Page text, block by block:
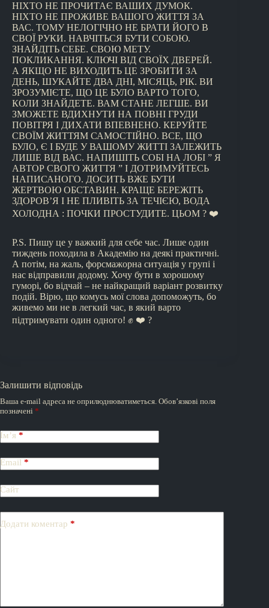
НІХТО НЕ ПРОЧИТАЄ ВАШИХ ДУМОК.
НІХТО НЕ ПРОЖИВЕ ВАШОГО ЖИТТЯ ЗА
ВАС. ТОМУ НЕЛОГІЧНО НЕ БРАТИ ЙОГО В
СВОЇ РУКИ. НАВЧІТЬСЯ БУТИ СОБОЮ.
ЗНАЙДІТЬ СЕБЕ. СВОЮ МЕТУ.
ПОКЛИКАННЯ. КЛЮЧІ ВІД СВОЇХ ДВЕРЕЙ.
А ЯКЩО НЕ ВИХОДИТЬ ЦЕ ЗРОБИТИ ЗА
ДЕНЬ, ШУКАЙТЕ ДВА ДНІ, МІСЯЦЬ, РІК. ВИ
ЗРОЗУМІЄТЕ, ЩО ЦЕ БУЛО ВАРТО ТОГО,
КОЛИ ЗНАЙДЕТЕ. ВАМ СТАНЕ ЛЕГШЕ. ВИ
ЗМОЖЕТЕ ВДИХНУТИ НА ПОВНІ ГРУДИ
ПОВІТРЯ І ДИХАТИ ВПЕВНЕНО. КЕРУЙТЕ
СВОЇМ ЖИТТЯМ САМОСТІЙНО. ВСЕ, ЩО
БУЛО, Є І БУДЕ У ВАШОМУ ЖИТТІ ЗАЛЕЖИТЬ
ЛИШЕ ВІД ВАС. НАПИШІТЬ СОБІ НА ЛОБІ ” Я
АВТОР СВОГО ЖИТТЯ ” І ДОТРИМУЙТЕСЬ
НАПИСАНОГО. ДОСИТЬ ВЖЕ БУТИ
ЖЕРТВОЮ ОБСТАВИН. КРАЩЕ БЕРЕЖІТЬ
ЗДОРОВ’Я І НЕ ПЛИВІТЬ ЗА ТЕЧІЄЮ, ВОДА
ХОЛОДНА : ПОЧКИ ПРОСТУДИТЕ. ЦЬОМ ? ❤️
P.S. Пишу це у важкий для себе час. Лише один
тиждень походила в Академію на деякі практичні.
А потім, на жаль, форсмажорна ситуація у групі і
нас відправили додому. Хочу бути в хорошому
гуморі, бо відчай – не найкращий варіант розвитку
подій. Вірю, що комусь мої слова допоможуть, бо
живемо ми не в легкий час, в який варто
підтримувати один одного! ✊ ❤️ ?
Залишити відповідь
Ваша e-mail адреса не оприлюднюватиметься. Обов’язкові поля
позначені *
Ім’я *
Email *
Сайт
Додати коментар *